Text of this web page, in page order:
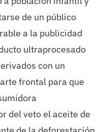
de un público
a la publicidad
ultraprocesado
con un
frontal para que
del veto el aceite de